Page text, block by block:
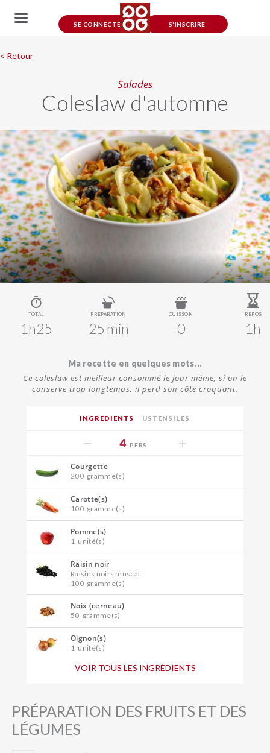
SE CONNECTER S'INSCRIRE
< Retour
Salades
Coleslaw d'automne
TOTAL
1h25
PRÉPARATION
25 min
CUISSON
0
REPOS
1h
Ma recette en quelques mots...
Ce coleslaw est meilleur consommé le jour même, si on le
conserve trop longtemps, il perd son côté croquant.
INGRÉDIENTS USTENSILES
4 PERS.
Courgette
200 gramme(s)
Carotte(s)
100 gramme(s)
Pomme(s)
1 unité(s)
Raisin noir
Raisins noirs muscat
100 gramme(s)
Noix (cerneau)
50 gramme(s)
Oignon(s)
1 unité(s)
Citron(s)
50 gramme(s)
Moutarde
VOIR TOUS LES INGRÉDIENTS
PRÉPARATION DES FRUITS ET DES
LÉGUMES